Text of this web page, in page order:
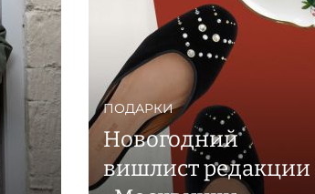
ПОДАРКИ
Новогодний
вишлист редакции